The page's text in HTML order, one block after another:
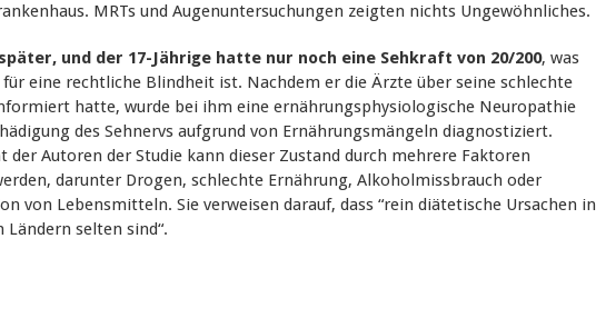
MRTs und Augenuntersuchungen zeigten nichts Ungewöhnliches.
und der 17-Jährige hatte nur noch eine Sehkraft von 20/200, was
für eine rechtliche Blindheit ist. Nachdem er die Ärzte über seine schlechte
hatte, wurde bei ihm eine ernährungsphysiologische Neuropathie
des Sehnervs aufgrund von Ernährungsmängeln diagnostiziert.
der Autoren der Studie kann dieser Zustand durch mehrere Faktoren
darunter Drogen, schlechte Ernährung, Alkoholmissbrauch oder
von Lebensmitteln. Sie verweisen darauf, dass “rein diätetische Ursachen in
selten sind“.